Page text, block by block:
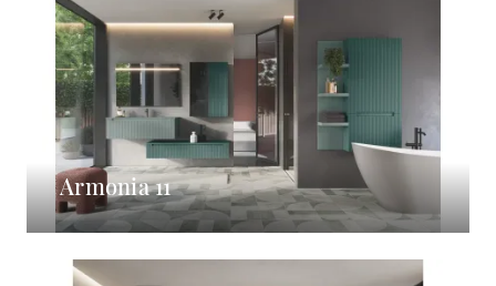
Armonia 11